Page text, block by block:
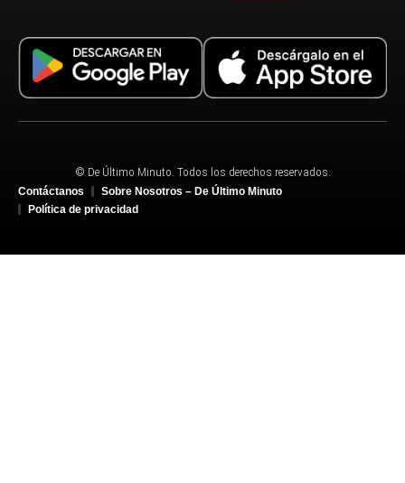
© De Último Minuto. Todos los derechos reservados.
Contáctanos
Sobre Nosotros – De Último Minuto
Política de privacidad